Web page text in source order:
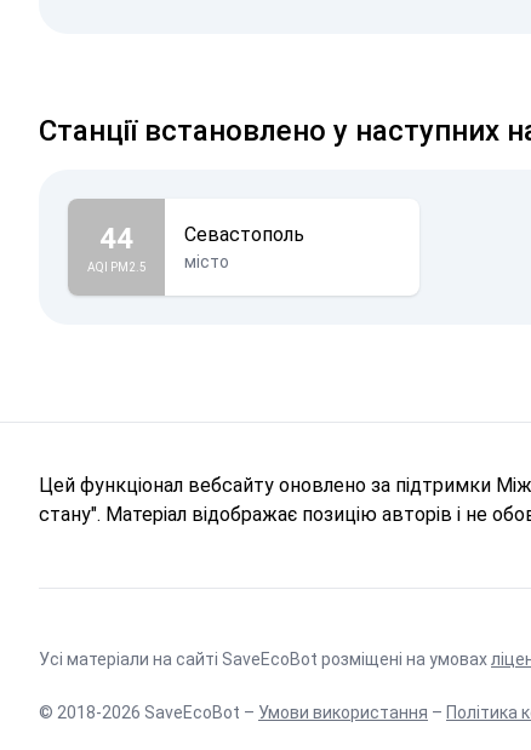
Станції встановлено у наступних
44
AQI PM2.5
Севастополь
місто
Цей функціонал вебсайту оновлено за підтримки
стану". Матеріал відображає позицію авторів і не
Усі матеріали на сайті SaveEcoBot розміщені на умовах
© 2018-2026 SaveEcoBot – Умови використання – Політика